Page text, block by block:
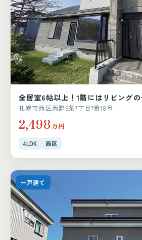
全居室6帖以上！1階にはリビングの
札幌市西区西野5条7丁目7番18号
2,498万円
4LDK 西区
一戸建て